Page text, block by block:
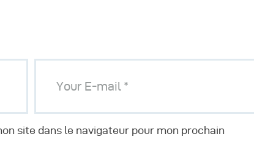
site dans le navigateur pour mon prochain